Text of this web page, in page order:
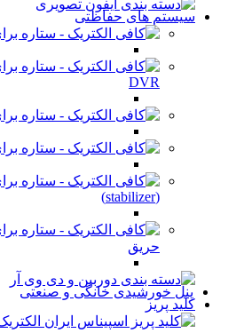
سیستم های حفاظتی
DVR
(stabilizer)
حریق
پنل خورشیدی خانگی و صنعتی
کلید پریز